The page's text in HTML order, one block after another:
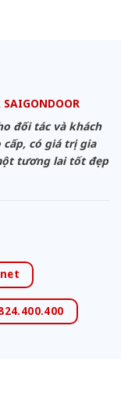
đối tác và khách
có giá trị gia
tương lai tốt đẹp